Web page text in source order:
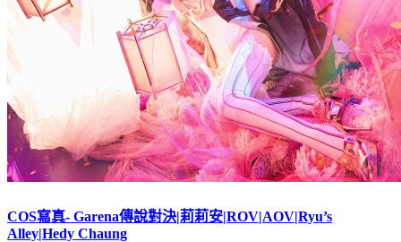
COS寫真- Garena傳說對決|莉莉安|ROV|AOV|Ryu’s
Alley|Hedy Chaung